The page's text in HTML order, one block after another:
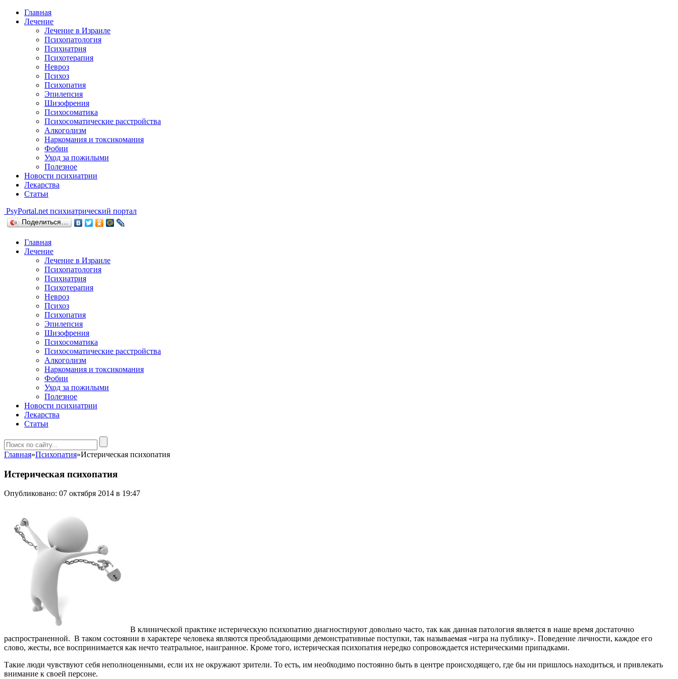
Главная
Лечение
Лечение в Израиле
Психопатология
Психиатрия
Психотерапия
Невроз
Психоз
Психопатия
Эпилепсия
Шизофрения
Психосоматика
Психосоматические расстройства
Алкоголизм
Наркомания и токсикомания
Фобии
Уход за пожилыми
Полезное
Новости психиатрии
Лекарства
Статьи
PsyPortal.net психиатрический портал
Поделиться…
Главная
Лечение
Лечение в Израиле
Психопатология
Психиатрия
Психотерапия
Невроз
Психоз
Психопатия
Эпилепсия
Шизофрения
Психосоматика
Психосоматические расстройства
Алкоголизм
Наркомания и токсикомания
Фобии
Уход за пожилыми
Полезное
Новости психиатрии
Лекарства
Статьи
Главная»Психопатия»Истерическая психопатия
Истерическая психопатия
Опубликовано: 07 октября 2014 в 19:47
В клинической практике истерическую психопатию диагностируют довольно часто, так как данная патология является в наше время достаточно
распространенной. В таком состоянии в характере человека являются преобладающими демонстративные поступки, так называемая «игра на публику». Поведение личности, каждое его
слово, жесты, все воспринимается как нечто театральное, наигранное. Кроме того, истерическая психопатия нередко сопровождается истерическими припадками.
Такие люди чувствуют себя неполноценными, если их не окружают зрители. То есть, им необходимо постоянно быть в центре происходящего, где бы ни пришлось находиться, и привлекать
внимание к своей персоне.